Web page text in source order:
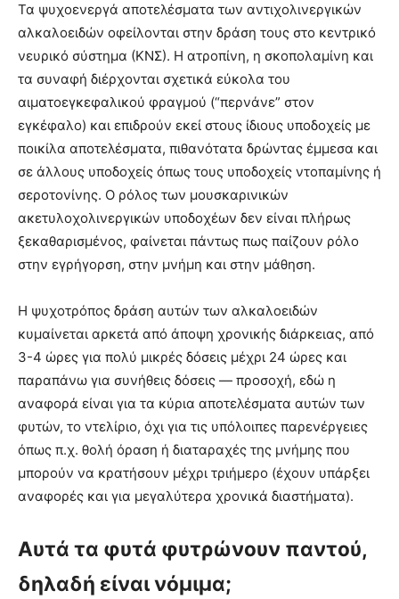
Τα ψυχοενεργά αποτελέσματα των αντιχολινεργικών
αλκαλοειδών οφείλονται στην δράση τους στο κεντρικό
νευρικό σύστημα (ΚΝΣ). Η ατροπίνη, η σκοπολαμίνη και
τα συναφή διέρχονται σχετικά εύκολα του
αιματοεγκεφαλικού φραγμού (“περνάνε” στον
εγκέφαλο) και επιδρούν εκεί στους ίδιους υποδοχείς με
ποικίλα αποτελέσματα, πιθανότατα δρώντας έμμεσα και
σε άλλους υποδοχείς όπως τους υποδοχείς ντοπαμίνης ή
σεροτονίνης. Ο ρόλος των μουσκαρινικών
ακετυλοχολινεργικών υποδοχέων δεν είναι πλήρως
ξεκαθαρισμένος, φαίνεται πάντως πως παίζουν ρόλο
στην εγρήγορση, στην μνήμη και στην μάθηση.
Η ψυχοτρόπος δράση αυτών των αλκαλοειδών
κυμαίνεται αρκετά από άποψη χρονικής διάρκειας, από
3-4 ώρες για πολύ μικρές δόσεις μέχρι 24 ώρες και
παραπάνω για συνήθεις δόσεις — προσοχή, εδώ η
αναφορά είναι για τα κύρια αποτελέσματα αυτών των
φυτών, το ντελίριο, όχι για τις υπόλοιπες παρενέργειες
όπως π.χ. θολή όραση ή διαταραχές της μνήμης που
μπορούν να κρατήσουν μέχρι τριήμερο (έχουν υπάρξει
αναφορές και για μεγαλύτερα χρονικά διαστήματα).
Αυτά τα φυτά φυτρώνουν παντού,
δηλαδή είναι νόμιμα;